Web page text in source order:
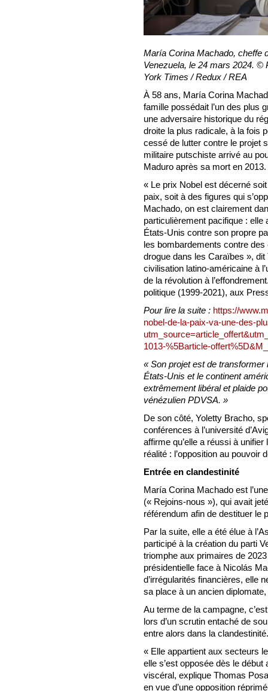
María Corina Machado, cheffe
Venezuela, le 24 mars 2024. ©
York Times / Redux / REA
À 58 ans, María Corina
famille possédait l’un des plus
une adversaire historique du
droite la plus radicale, à la fois
cessé de lutter contre le projet
militaire putschiste arrivé au
Maduro après sa mort en 2013.
« Le prix Nobel est décerné
paix, soit à des figures qui
Machado, on est clairement
particulièrement pacifique : elle
États-Unis contre son propre
les bombardements contre
drogue dans les Caraïbes »,
civilisation latino-américaine à
de la révolution à
politique (1999-2021), aux
Pour lire la suite : https://
nobel-de-la-paix-va-une-des-
1013-%5Barticle-
« Son projet est de transformer
États-Unis et le continent
extrêmement libéral et plaide
vénézulien PDVSA. »
De son côté, Yoletty Bracho,
conférences à l’université
affirme qu’elle a réussi à unifier
réalité : l’opposition au pouvoir
Entrée en clandestinité
María Corina Machado est
(« Rejoins-nous »), qui avait
référendum afin de destituer le
Par la suite, elle a été élue à
participé à la création du parti
triomphe aux primaires de
présidentielle face à Nicolás
d’irrégularités financières, elle
sa place à un ancien
Au terme de la campagne,
lors d’un scrutin entaché de
entre alors dans la clandestinité.
« Elle appartient aux secteurs
elle s’est opposée dès le
viscéral, explique Thomas
en vue d’une opposition